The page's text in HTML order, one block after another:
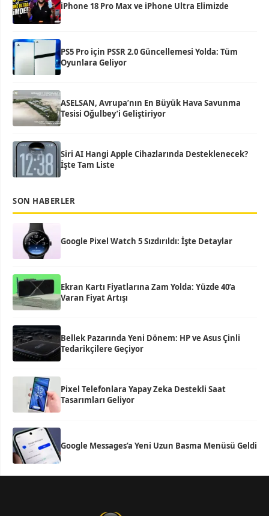
iPhone 18 Pro Max ve iPhone Ultra Elimizde
PS5 Pro için PSSR 2.0 Güncellemesi Yolda: Tüm
Oyunlara Geliyor
ASELSAN, Avrupa’nın En Büyük Hava Savunma
Tesisi Oğulbey’i Geliştiriyor
Siri AI Hangi Apple Cihazlarında Desteklenecek?
İşte Tam Liste
SON HABERLER
Google Pixel Watch 5 Sızdırıldı: İşte Detaylar
Ekran Kartı Fiyatlarına Zam Yolda: Yüzde 40’a
Varan Fiyat Artışı
Bellek Pazarında Yeni Dönem: HP ve Asus Çinli
Tedarikçilere Geçiyor
Pixel Telefonlara Yapay Zeka Destekli Saat
Tasarımları Geliyor
Google Messages’a Yeni Uzun Basma Menüsü Geldi